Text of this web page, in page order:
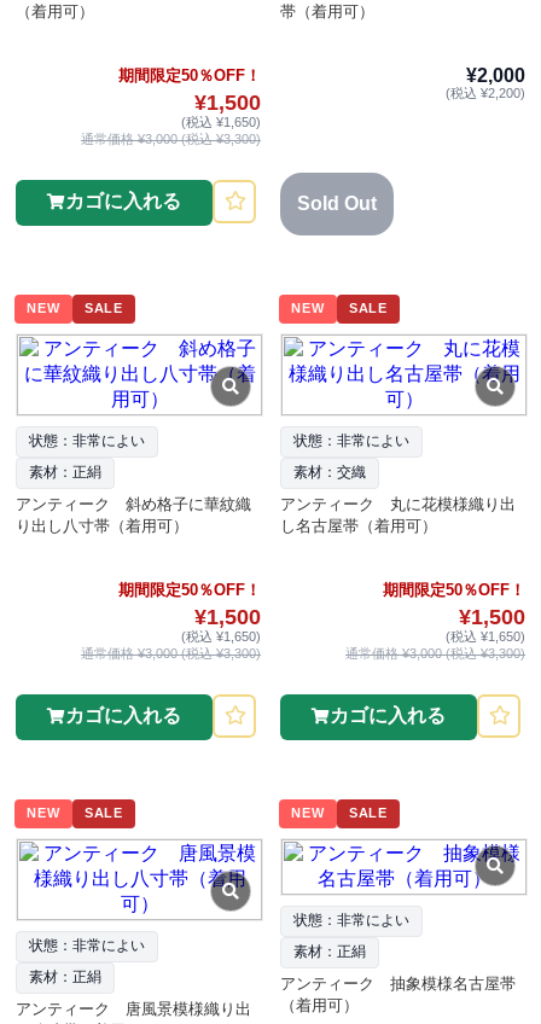
（着用可）
期間限定50％OFF！
¥1,500
(税込 ¥1,650)
通常価格 ¥3,000 (税込 ¥3,300)
カゴに入れる
帯（着用可）
¥2,000
(税込 ¥2,200)
Sold Out
NEW SALE
状態：非常によい
素材：正絹
アンティーク 斜め格子に華紋織
り出し八寸帯（着用可）
期間限定50％OFF！
¥1,500
(税込 ¥1,650)
通常価格 ¥3,000 (税込 ¥3,300)
カゴに入れる
NEW SALE
状態：非常によい
素材：交織
アンティーク 丸に花模様織り出
し名古屋帯（着用可）
期間限定50％OFF！
¥1,500
(税込 ¥1,650)
通常価格 ¥3,000 (税込 ¥3,300)
カゴに入れる
NEW SALE
状態：非常によい
素材：正絹
アンティーク 唐風景模様織り出
NEW SALE
状態：非常によい
素材：正絹
アンティーク 抽象模様名古屋帯
（着用可）